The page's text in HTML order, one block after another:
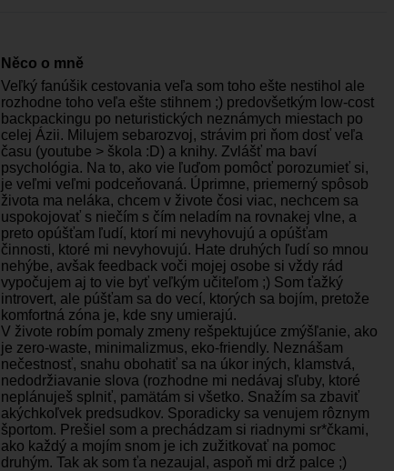
Něco o mně
Veľký fanúšik cestovania veľa som toho ešte nestihol ale
rozhodne toho veľa ešte stihnem ;) predovšetkým low-cost
backpackingu po neturistických neznámych miestach po
celej Ázii. Milujem sebarozvoj, strávim pri ňom dosť veľa
času (youtube > škola :D) a knihy. Zvlášť ma baví
psychológia. Na to, ako vie ľuďom pomôcť porozumieť si,
je veľmi veľmi podceňovaná. Úprimne, priemerný spôsob
života ma neláka, chcem v živote čosi viac, nechcem sa
uspokojovať s niečím s čím neladím na rovnakej vlne, a
preto opúšťam ľudí, ktorí mi nevyhovujú a opúšťam
činnosti, ktoré mi nevyhovujú. Hate druhých ľudí so mnou
nehýbe, avšak feedback voči mojej osobe si vždy rád
vypočujem aj to vie byť veľkým učiteľom ;) Som ťažký
introvert, ale púšťam sa do vecí, ktorých sa bojím, pretože
komfortná zóna je, kde sny umierajú.
V živote robím pomaly zmeny rešpektujúce zmýšľanie, ako
je zero-waste, minimalizmus, eko-friendly. Neznášam
nečestnosť, snahu obohatiť sa na úkor iných, klamstvá,
nedodržiavanie slova (rozhodne mi nedávaj sľuby, ktoré
neplánuješ splniť, pamätám si všetko. Snažím sa zbaviť
akýchkoľvek predsudkov. Sporadicky sa venujem rôznym
športom. Prešiel som a prechádzam si riadnymi sr*čkami,
ako každý a mojím snom je ich zužitkovať na pomoc
druhým. Tak ak som ťa nezaujal, aspoň mi drž palce ;)